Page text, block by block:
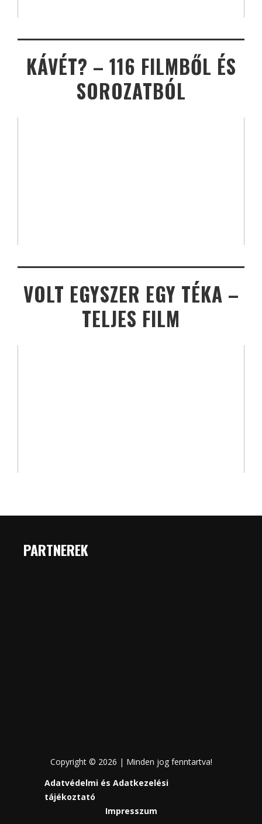
KÁVÉT? – 116 FILMBŐL ÉS
SOROZATBÓL
VOLT EGYSZER EGY TÉKA –
TELJES FILM
PARTNEREK
Copyright © 2026 | Minden jog fenntartva!
Adatvédelmi és Adatkezelési
tájékoztató
Impresszum